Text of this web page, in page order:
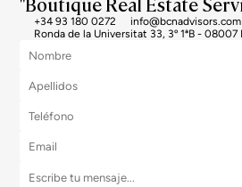
+34 93 180 0272
info@bcnadvisors.com
Ronda de la Universitat 33, 3º 1ªB - 08007